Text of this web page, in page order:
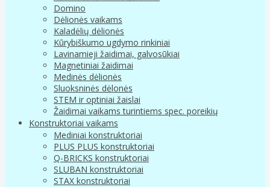
Domino
Dėlionės vaikams
Kaladėlių dėlionės
Kūrybiškumo ugdymo rinkiniai
Lavinamieji žaidimai, galvosūkiai
Magnetiniai žaidimai
Medinės dėlionės
Sluoksninės dėlonės
STEM ir optiniai žaislai
Žaidimai vaikams turintiems spec. poreikių
Konstruktoriai vaikams
Mediniai konstruktoriai
PLUS PLUS konstruktoriai
Q-BRICKS konstruktoriai
SLUBAN konstruktoriai
STAX konstruktoriai